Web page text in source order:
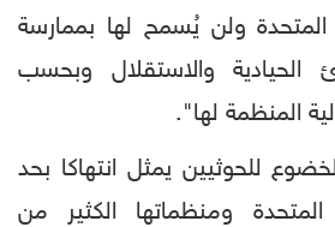
المتحدة ولن يُسمح لها بممارسة
الحيادية والاستقلال وبحسب
المنظمة لها".
للحوثيين يمثل انتهاكا بحد
ومنظماتها الكثير من